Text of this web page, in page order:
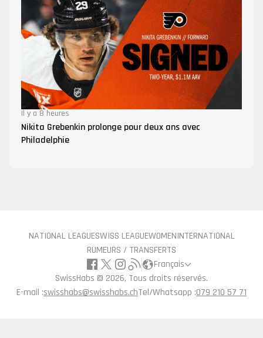
Il y a 8 heures
Nikita Grebenkin prolonge pour deux ans avec
Philadelphie
NATIONAL LEAGUESWISS LEAGUEWOMENINTERNATIONAL
RUMEURS / TRANSFERTS
Français
SwissHabs © 2026, Tous droits réservés.
E-mail :swisshabs@swisshabs.chTel/Whatsapp :079 210 57 71